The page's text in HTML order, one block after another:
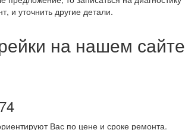
и уточнить другие детали.
на нашем сайте
Вас по цене и сроке ремонта.